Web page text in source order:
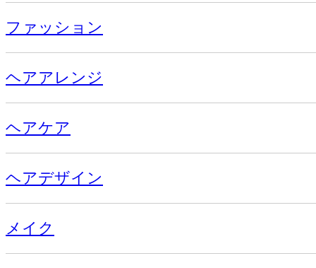
ファッション
ヘアアレンジ
ヘアケア
ヘアデザイン
メイク